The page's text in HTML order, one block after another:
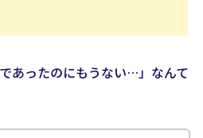
あったのにもうない…」なんて